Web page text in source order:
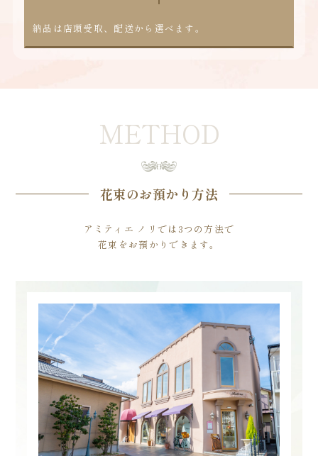
納品は店頭受取、配送から選べます。
METHOD
花束のお預かり方法
アミティエ ノリでは3つの方法で
花束をお預かりできます。